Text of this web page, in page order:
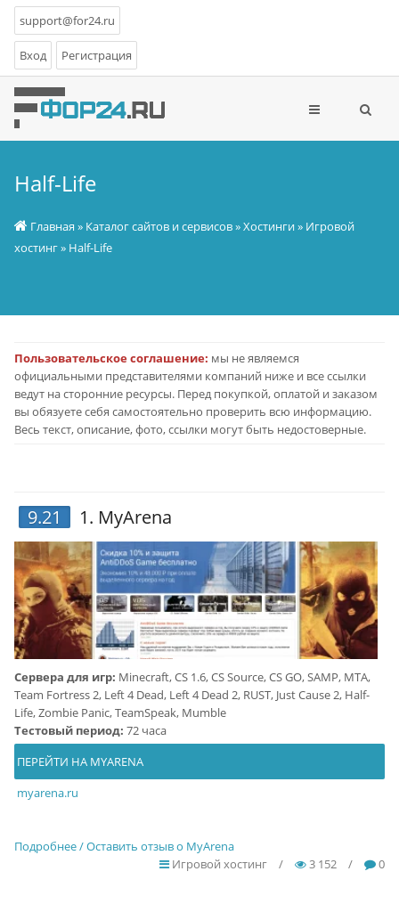
support@for24.ru
Вход Регистрация
Half-Life
Главная » Каталог сайтов и сервисов»Хостинги» Игровой
хостинг» Half-Life
Пользовательское соглашение: мы не являемся
официальными представителями компаний ниже и все ссылки
ведут на сторонние ресурсы. Перед покупкой, оплатой и заказом
вы обязуете себя самостоятельно проверить всю информацию.
Весь текст, описание, фото, ссылки могут быть недостоверные.
9.21 1. MyArena
Сервера для игр: Minecraft, CS 1.6, CS Source, CS GO, SAMP, MTA,
Team Fortress 2, Left 4 Dead, Left 4 Dead 2, RUST, Just Cause 2, Half-
Life, Zombie Panic, TeamSpeak, Mumble
Тестовый период: 72 часа
ПЕРЕЙТИ НА MYARENA
myarena.ru
Подробнее / Оставить отзыв о MyArena
Игровой хостинг
/ 3 152 / 0